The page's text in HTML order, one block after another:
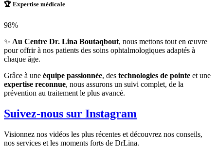
🏆 Expertise médicale
98%
✨ Au Centre Dr. Lina Boutaqbout, nous mettons tout en œuvre
pour offrir à nos patients des soins ophtalmologiques adaptés à
chaque âge.
Grâce à une équipe passionnée, des technologies de pointe et une
expertise reconnue, nous assurons un suivi complet, de la
prévention au traitement le plus avancé.
Suivez-nous sur Instagram
Visionnez nos vidéos les plus récentes et découvrez nos conseils,
nos services et les moments forts de DrLina.